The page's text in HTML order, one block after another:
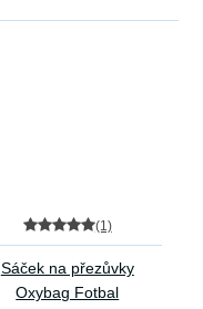
(1)
Sáček na přezůvky
Oxybag Fotbal